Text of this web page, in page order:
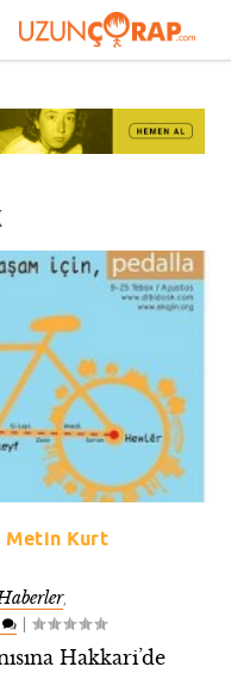
Metin Kurt
,
|
Hakkari’de